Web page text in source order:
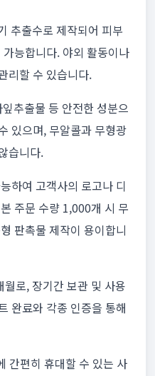
추출수로 제작되어 피부
능합니다. 야외 활동이나
리할 수 있습니다.
추출물 등 안전한 성분으
있으며, 무알콜과 무형광
습니다.
하여 고객사의 로고나 디
주문 수량 1,000개 시 무
판촉물 제작이 용이합니
로, 장기간 보관 및 사용
완료와 각종 인증을 통해
간편히 휴대할 수 있는 사